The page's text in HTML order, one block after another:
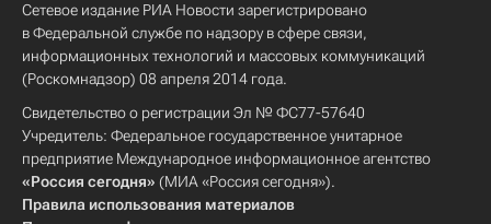
Сетевое издание РИА Новости зарегистрировано
в Федеральной службе по надзору в сфере связи,
информационных технологий и массовых коммуникаций
(Роскомнадзор) 08 апреля 2014 года.
Свидетельство о регистрации Эл № ФС77-57640
Учредитель: Федеральное государственное унитарное
предприятие Международное информационное агентство
«Россия сегодня» (МИА «Россия сегодня»).
Правила использования материалов